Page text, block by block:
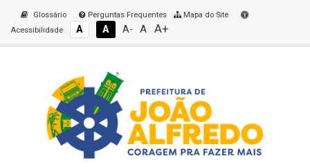
Glossário Perguntas Frequentes
Mapa do Site
Acessibilidade
A A A- A A+